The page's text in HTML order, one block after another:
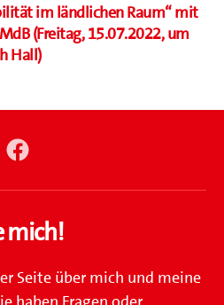
im ländlichen Raum“ mit
(Freitag, 15.07.2022, um
Hall)
Facebook
mich!
Seite über mich und meine